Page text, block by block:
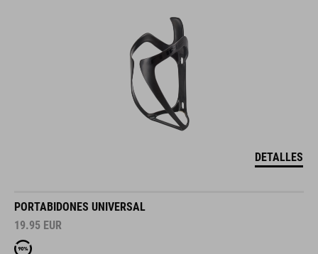
DETALLES
PORTABIDONES UNIVERSAL
19.95 EUR